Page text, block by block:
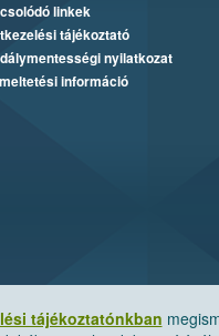
tájékoztatónkban
linkek
tájékoztató
nyilatkozat
információ